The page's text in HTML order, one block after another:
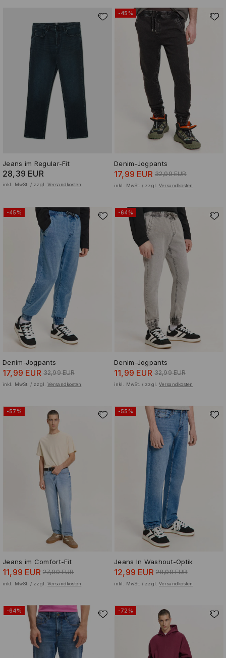
Jeans im Regular-Fit
28,39 EUR
inkl. MwSt. / zzgl. Versandkosten
-45%
Denim-Jogpants
17,99 EUR 32,99 EUR
inkl. MwSt. / zzgl. Versandkosten
-45%
Denim-Jogpants
17,99 EUR 32,99 EUR
inkl. MwSt. / zzgl. Versandkosten
-64%
Denim-Jogpants
11,99 EUR 32,99 EUR
inkl. MwSt. / zzgl. Versandkosten
-57%
Jeans im Comfort-Fit
11,99 EUR 27,99 EUR
inkl. MwSt. / zzgl. Versandkosten
-55%
Jeans In Washout-Optik
12,99 EUR 28,99 EUR
inkl. MwSt. / zzgl. Versandkosten
-64% -72%